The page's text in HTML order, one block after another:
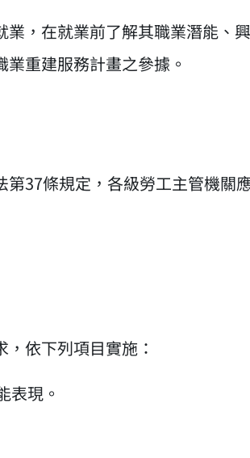
業，在就業前了解其職業潛能、
重建服務計畫之參據。
37條規定，各級勞工主管機關
依下列項目實施：
表現。